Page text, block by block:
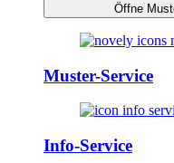
Öffne
Muster-Service
Info-Service